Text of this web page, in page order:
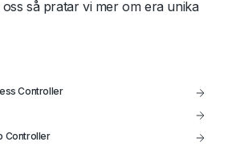
oss så pratar vi mer om era unika
Controller
Controller